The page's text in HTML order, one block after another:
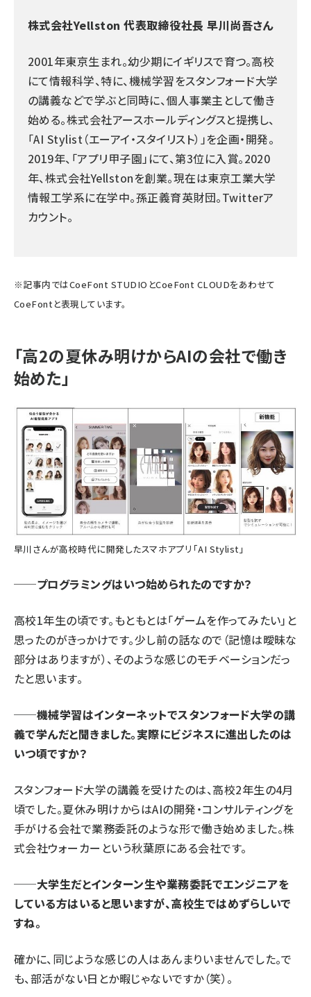
株式会社Yellston 代表取締役社長 早川尚吾さん
2001年東京生まれ。幼少期にイギリスで育つ。高校
にて情報科学、特に、機械学習をスタンフォード大学
の講義などで学ぶと同時に、個人事業主として働き
始める。株式会社アースホールディングスと提携し、
「AI Stylist（エーアイ・スタイリスト）」を企画・開発。
2019年、「アプリ甲子園」にて、第3位に入賞。2020
年、株式会社Yellstonを創業。現在は東京工業大学
情報工学系に在学中。孫正義育英財団。Twitterア
カウント。
※記事内ではCoeFont STUDIOとCoeFont CLOUDをあわせて
CoeFontと表現しています。
「高2の夏休み明けからAIの会社で働き
始めた」
早川さんが高校時代に開発したスマホアプリ「AI Stylist」
──プログラミングはいつ始められたのですか？
高校1年生の頃です。もともとは「ゲームを作ってみたい」と
思ったのがきっかけです。少し前の話なので（記憶は曖昧な
部分はありますが）、そのような感じのモチベーションだっ
たと思います。
──機械学習はインターネットでスタンフォード大学の講
義で学んだと聞きました。実際にビジネスに進出したのは
いつ頃ですか？
スタンフォード大学の講義を受けたのは、高校2年生の4月
頃でした。夏休み明けからはAIの開発・コンサルティングを
手がける会社で業務委託のような形で働き始めました。株
式会社ウォーカー という秋葉原にある会社です。
──大学生だとインターン生や業務委託でエンジニアを
している方はいると思いますが、高校生ではめずらしいで
すね。
確かに、同じような感じの人はあんまりいませんでした。で
も、部活がない日とか暇じゃないですか（笑）。